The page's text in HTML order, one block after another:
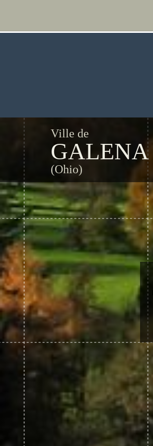
Ville de
GALENA
(Ohio)